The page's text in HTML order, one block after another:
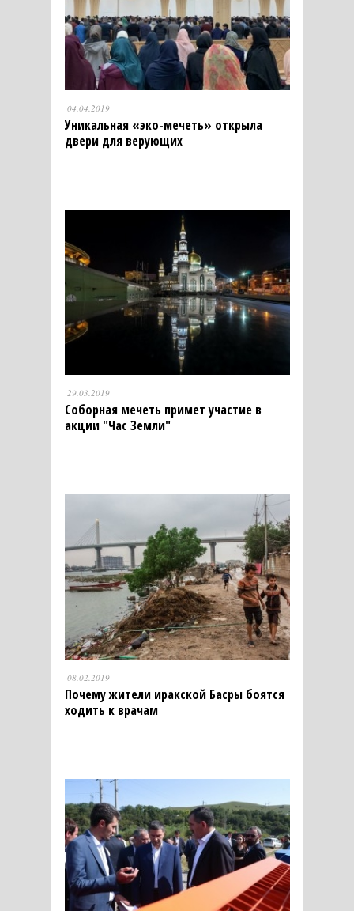
04.04.2019
Уникальная «эко-мечеть» открыла
двери для верующих
29.03.2019
Соборная мечеть примет участие в
акции "Час Земли"
08.02.2019
Почему жители иракской Басры боятся
ходить к врачам